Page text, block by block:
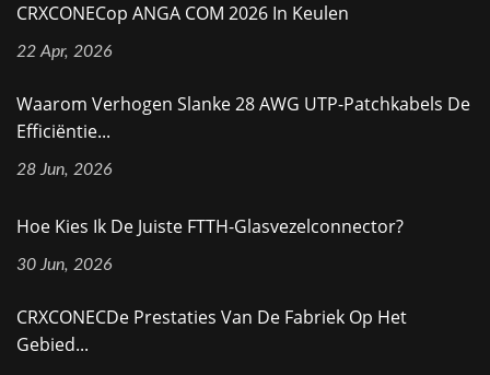
CRXCONECop ANGA COM 2026 In Keulen
22 Apr, 2026
Waarom Verhogen Slanke 28 AWG UTP-Patchkabels De
Efficiëntie...
28 Jun, 2026
Hoe Kies Ik De Juiste FTTH-Glasvezelconnector?
30 Jun, 2026
CRXCONECDe Prestaties Van De Fabriek Op Het
Gebied...